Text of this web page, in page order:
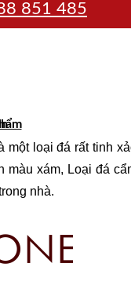
851 485
một loại đá rất tinh
màu xám, Loại đá
nhà.